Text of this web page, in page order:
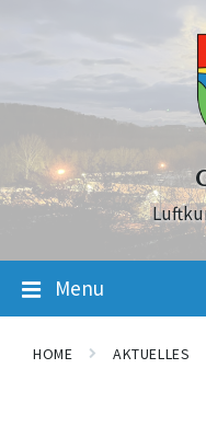
Menu
HOME AKTUELLES